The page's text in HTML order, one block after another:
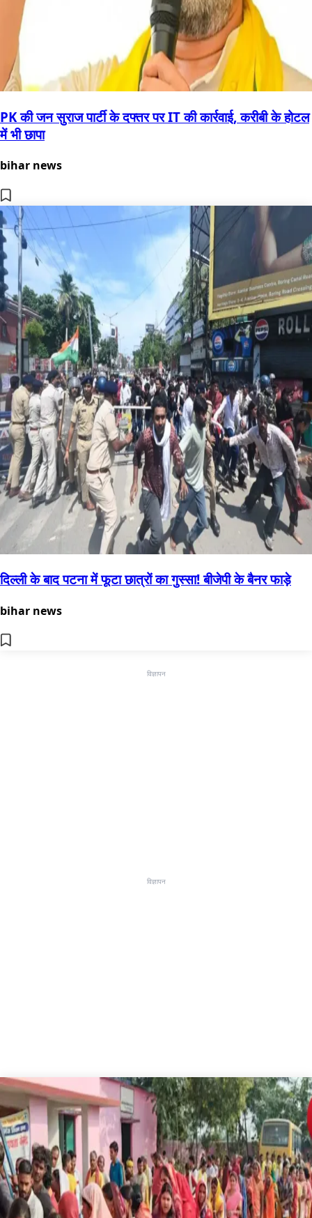
PK की जन सुराज पार्टी के दफ्तर पर IT की कार्रवाई, करीबी के होटल
में भी छापा
bihar news
दिल्ली के बाद पटना में फूटा छात्रों का गुस्सा! बीजेपी के बैनर फाड़े
bihar news
विज्ञापन
विज्ञापन